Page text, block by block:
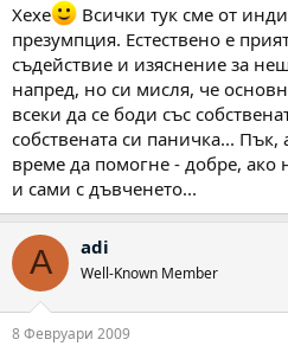
Хехе
Всички тук сме от
презумпция. Естествено е
съдействие и изяснение за
напред, но си мисля, че
всеки да се боди със
собствената си паничка...
време да помогне - добре, ако
и сами с дъвченето...
A adi
Well-Known Member
8 Февруари 2009